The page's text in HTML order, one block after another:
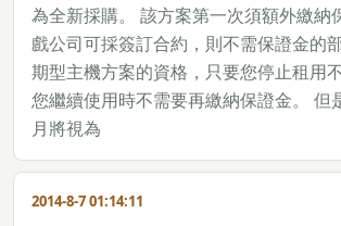
為全新採購。 該方案第一次須額外繳納
戲公司可採簽訂合約，則不需保證金的
期型主機方案的資格，只要您停止租用
您繼續使用時不需要再繳納保證金。 但
月將視為
2014-8-7 01:14:11